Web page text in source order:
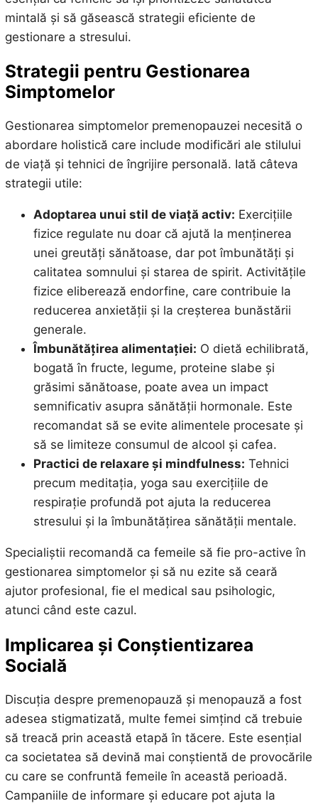
mintală și să găsească strategii eficiente de
gestionare a stresului.
Strategii pentru Gestionarea
Simptomelor
Gestionarea simptomelor premenopauzei necesită o
abordare holistică care include modificări ale stilului
de viață și tehnici de îngrijire personală. Iată câteva
strategii utile:
Adoptarea unui stil de viață activ: Exercițiile
fizice regulate nu doar că ajută la menținerea
unei greutăți sănătoase, dar pot îmbunătăți și
calitatea somnului și starea de spirit. Activitățile
fizice eliberează endorfine, care contribuie la
reducerea anxietății și la creșterea bunăstării
generale.
Îmbunătățirea alimentației: O dietă echilibrată,
bogată în fructe, legume, proteine slabe și
grăsimi sănătoase, poate avea un impact
semnificativ asupra sănătății hormonale. Este
recomandat să se evite alimentele procesate și
să se limiteze consumul de alcool și cafea.
Practici de relaxare și mindfulness: Tehnici
precum meditația, yoga sau exercițiile de
respirație profundă pot ajuta la reducerea
stresului și la îmbunătățirea sănătății mentale.
Specialiștii recomandă ca femeile să fie pro-active în
gestionarea simptomelor și să nu ezite să ceară
ajutor profesional, fie el medical sau psihologic,
atunci când este cazul.
Implicarea și Conștientizarea
Socială
Discuția despre premenopauză și menopauză a fost
adesea stigmatizată, multe femei simțind că trebuie
să treacă prin această etapă în tăcere. Este esențial
ca societatea să devină mai conștientă de provocările
cu care se confruntă femeile în această perioadă.
Campaniile de informare și educare pot ajuta la